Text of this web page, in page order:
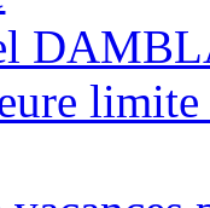
limite